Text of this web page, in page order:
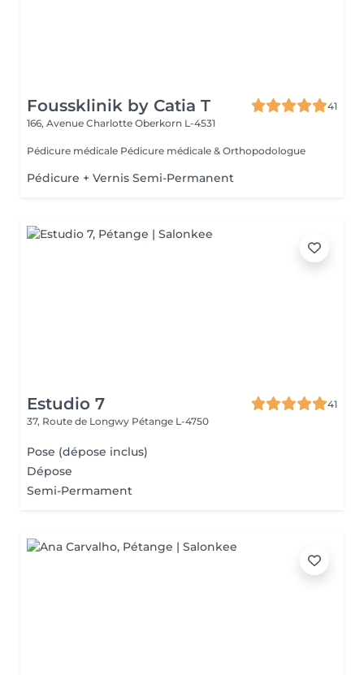
Foussklinik by Catia T
41
166, Avenue Charlotte Oberkorn L-4531
Pédicure médicale Pédicure médicale & Orthopodologue
Pédicure + Vernis Semi-Permanent
Estudio 7
41
37, Route de Longwy Pétange L-4750
Pose (dépose inclus)
Dépose
Semi-Permament